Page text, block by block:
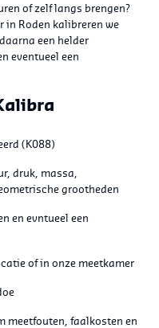
of zelf langs brengen?
in Roden kalibreren we
een helder
eventueel een
(K088)
druk, massa,
grootheden
en evntueel een
of in onze meetkamer
meetfouten, faalkosten en